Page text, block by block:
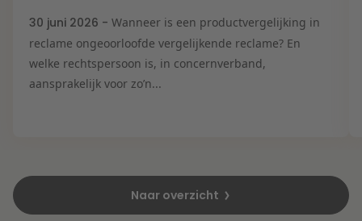
30 juni 2026 - Wanneer is een productvergelijking in
reclame ongeoorloofde vergelijkende reclame? En
welke rechtspersoon is, in concernverband,
aansprakelijk voor zo’n...
Naar overzicht